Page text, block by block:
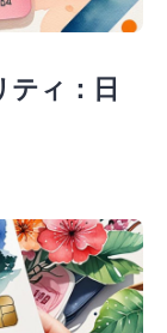
ィ：日